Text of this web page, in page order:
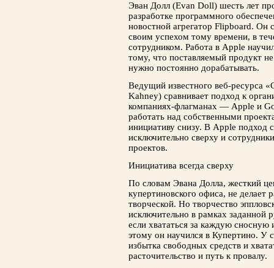
Эван Долл (Evan Doll) шесть лет
разработке программного
новостной агрегатор Flipboard. Он
своим успехом тому времени, в
сотрудником. Работа в Apple
тому, что поставляемый продукт
нужно постоянно дорабатывать.
Ведущий известного веб-ресурса
Kahney) сравнивает подход к
компаниях-флагманах — Apple и
работать над собственными
инициативу снизу. В Apple подход
исключительно сверху и
проектов.
Инициатива всегда сверху
По словам Эвана Долла, жесткий
купертиновского офиса, не делает
творческой. Но творчество
исключительно в рамках заданной
если хвататься за каждую
этому он научился в Купертино. У
избытка свободных средств и
расточительство и путь к провалу.